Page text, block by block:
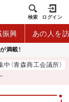
検索 ログイン
振興 あの人を
満載！
（青森商工会議所）